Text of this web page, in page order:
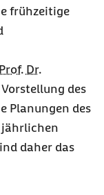
frühzeitige
Prof. Dr.
des
Planungen des
jährlichen
daher das